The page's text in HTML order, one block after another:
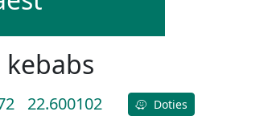
kebabs
22.600102 Doties